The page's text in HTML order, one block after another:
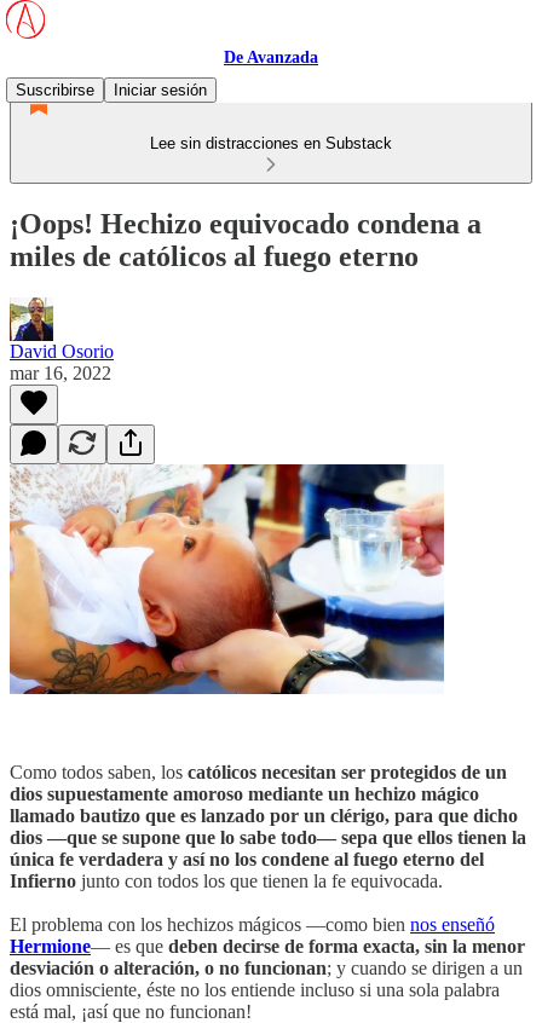
De Avanzada
Suscribirse
Iniciar sesión
Lee sin distracciones en Substack
¡Oops! Hechizo equivocado condena a
miles de católicos al fuego eterno
David Osorio
mar 16, 2022
Como todos saben, los católicos necesitan ser protegidos de un
dios supuestamente amoroso mediante un hechizo mágico
llamado bautizo que es lanzado por un clérigo, para que dicho
dios —que se supone que lo sabe todo— sepa que ellos tienen la
única fe verdadera y así no los condene al fuego eterno del
Infierno junto con todos los que tienen la fe equivocada.
El problema con los hechizos mágicos —como bien nos enseñó
Hermione— es que deben decirse de forma exacta, sin la menor
desviación o alteración, o no funcionan; y cuando se dirigen a un
dios omnisciente, éste no los entiende incluso si una sola palabra
está mal, ¡así que no funcionan!